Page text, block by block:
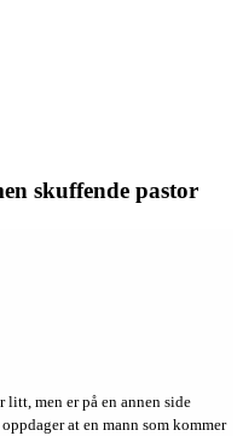
skuffende pastor
litt, men er på en annen side
at en mann som kommer